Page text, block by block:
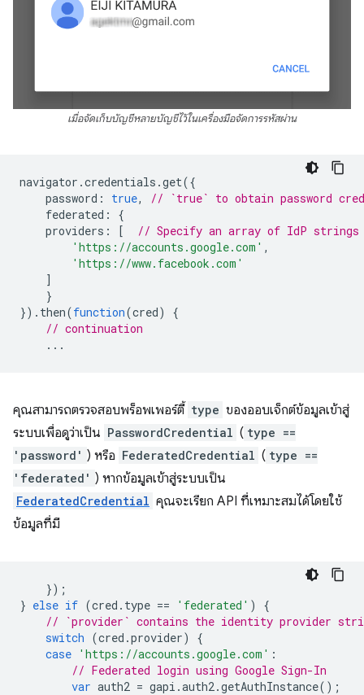
เมื่อจัดเก็บบัญชีหลายบัญชีไว้ในเครื่องมือจัดการรหัสผ่าน
navigator .credentials .get({
password : true,
// `true` to obtain password
federated :
{
providers : [
// Specify an array of IdP strings
'https://accounts.google.com' ,
'https://www.facebook.com'
]
}
}). then(function(cred)
{
// continuation
...
คุณสามารถตรวจสอบพร็อพเพอร์ตี้ type ของออบเจ็กต์ข้อมูลเข้าสู่
ระบบเพื่อดูว่าเป็น PasswordCredential ( type ==
'password' ) หรือ FederatedCredential ( type ==
'federated' ) หากข้อมูลเข้าสู่ระบบเป็น
FederatedCredential คุณจะเรียก API ที่เหมาะสมได้โดยใช้
ข้อมูลที่มี
});
} else if (cred . type == 'federated' )
{
// `provider` contains the identity provider
switch (cred .provider)
{
case 'https://accounts.google.com' :
// Federated login using Google Sign-In
var auth2 = gapi .auth2 .getAuthInstance();